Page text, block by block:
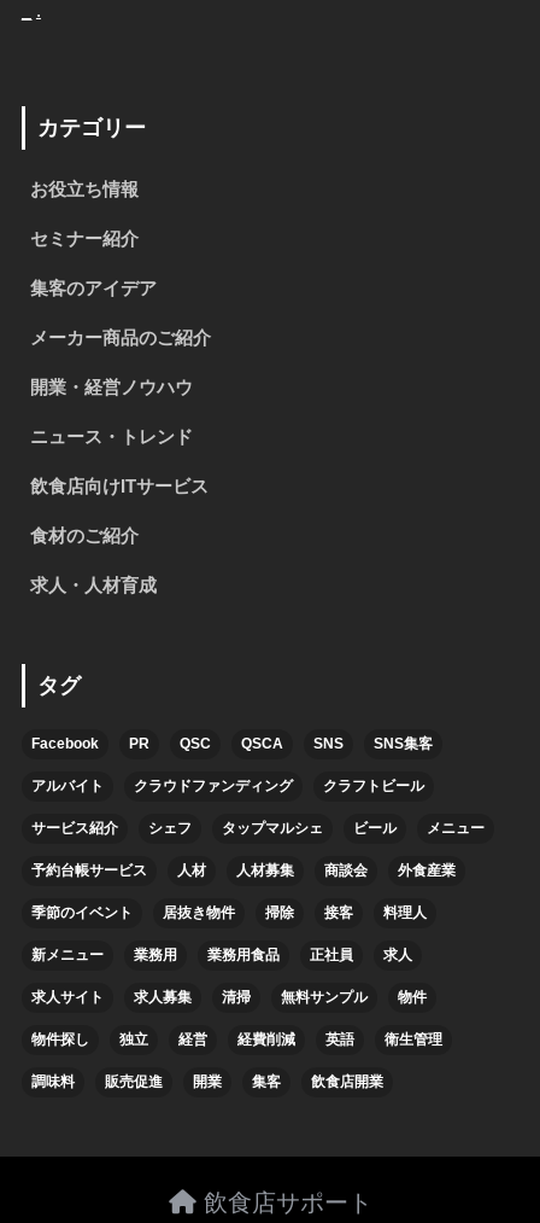
.
カテゴリー
お役立ち情報
セミナー紹介
集客のアイデア
メーカー商品のご紹介
開業・経営ノウハウ
ニュース・トレンド
飲食店向けITサービス
食材のご紹介
求人・人材育成
タグ
Facebook PR QSC QSCA SNS SNS集客
アルバイト クラウドファンディング クラフトビール
サービス紹介 シェフ タップマルシェ ビール メニュー
予約台帳サービス 人材 人材募集 商談会 外食産業
季節のイベント 居抜き物件 掃除 接客 料理人
新メニュー 業務用 業務用食品 正社員 求人
求人サイト 求人募集 清掃 無料サンプル 物件
物件探し 独立 経営 経費削減 英語 衛生管理
調味料 販売促進 開業 集客 飲食店開業
飲食店サポート